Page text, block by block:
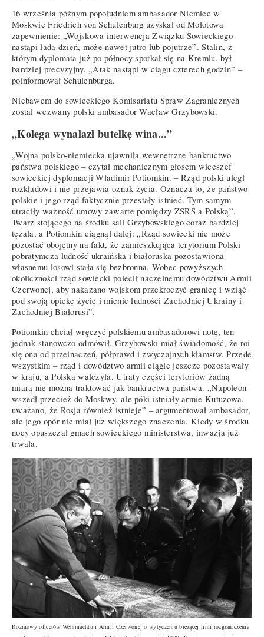
16 września późnym popołudniem ambasador Niemiec w
Moskwie Friedrich von Schulenburg uzyskał od Mołotowa
zapewnienie: „Wojskowa interwencja Związku Sowieckiego
nastąpi lada dzień, może nawet jutro lub pojutrze”. Stalin, z
którym dyplomata już po północy spotkał się na Kremlu, był
bardziej precyzyjny. „Atak nastąpi w ciągu czterech godzin” –
poinformował Schulenburga.
Niebawem do sowieckiego Komisariatu Spraw Zagranicznych
został wezwany polski ambasador Wacław Grzybowski.
„Kolega wynalazł butelkę wina...”
„Wojna polsko-niemiecka ujawniła wewnętrzne bankructwo
państwa polskiego – czytał mechanicznym głosem wiceszef
sowieckiej dyplomacji Władimir Potiomkin. – Rząd polski uległ
rozkładowi i nie przejawia oznak życia. Oznacza to, że państwo
polskie i jego rząd faktycznie przestały istnieć. Tym samym
utraciły ważność umowy zawarte pomiędzy ZSRS a Polską”.
Twarz stojącego na środku sali Grzybowskiego coraz bardziej
tężała, a Potiomkin ciągnął dalej: „Rząd sowiecki nie może
pozostać obojętny na fakt, że zamieszkująca terytorium Polski
pobratymcza ludność ukraińska i białoruska pozostawiona
własnemu losowi stała się bezbronna. Wobec powyższych
okoliczności rząd sowiecki polecił naczelnemu dowództwu Armii
Czerwonej, aby nakazano wojskom przekroczyć granicę i wziąć
pod swoją opiekę życie i mienie ludności Zachodniej Ukrainy i
Zachodniej Białorusi”.
Potiomkin chciał wręczyć polskiemu ambasadorowi notę, ten
jednak stanowczo odmówił. Grzybowski miał świadomość, że roi
się ona od przeinaczeń, półprawd i zwyczajnych kłamstw. Przede
wszystkim – rząd i dowództwo armii ciągle jeszcze pozostawały
w kraju, a Polska walczyła. Utraty części terytoriów żadną
miarą nie można traktować jak bankructwa państwa. „Napoleon
wszedł przecież do Moskwy, ale póki istniały armie Kutuzowa,
uważano, że Rosja również istnieje” – argumentował ambasador,
ale jego opór nie miał już większego znaczenia. Kiedy w środku
nocy opuszczał gmach sowieckiego ministerstwa, inwazja już
trwała.
Rozmowy oficerów Wehrmachtu i Armii Czerwonej o wytyczeniu bieżącej linii rozgraniczenia